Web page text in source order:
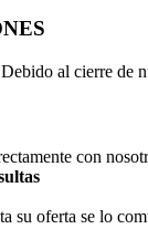
Debido al cierre de
con
su oferta se lo